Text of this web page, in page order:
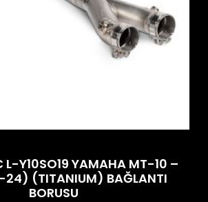
L-Y10SO19 YAMAHA MT-10 –
(TITANIUM) BAĞLANTI
BORUSU